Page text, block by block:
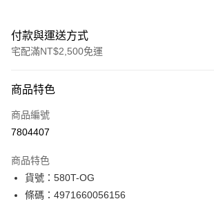
付款與運送方式
宅配滿NT$2,500免運
信用卡一次付款
Apple Pay
悠遊付
ATM付款
商品特色
商品編號
7804407
商品特色
貨號：580T-OG
條碼：4971660056156